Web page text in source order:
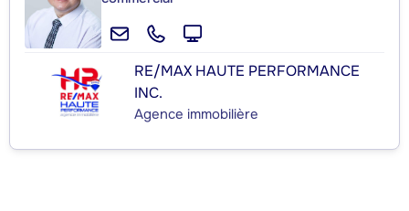
RE/MAX HAUTE PERFORMANCE
INC.
Agence immobilière